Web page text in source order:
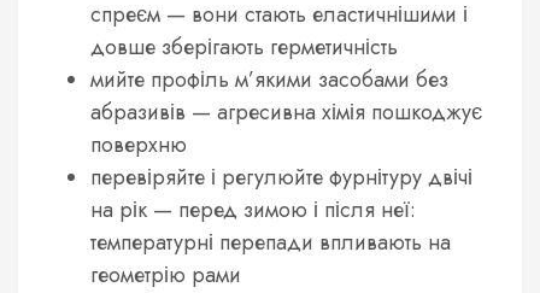
спреєм — вони стають еластичнішими і
довше зберігають герметичність
мийте профіль м’якими засобами без
абразивів — агресивна хімія пошкоджує
поверхню
перевіряйте і регулюйте фурнітуру двічі
на рік — перед зимою і після неї:
температурні перепади впливають на
геометрію рами